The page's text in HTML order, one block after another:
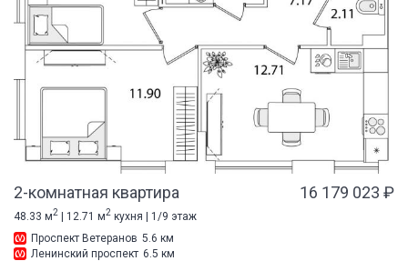
2-комнатная квартира 16 179 023 ₽
48.33 м2 | 12.71 м2 кухня | 1/9 этаж
Проспект Ветеранов 5.6 км
Ленинский проспект 6.5 км